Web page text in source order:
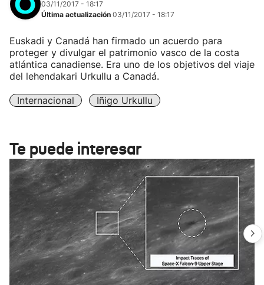
03/11/2017 - 18:17
Última actualización 03/11/2017 - 18:17
Euskadi y Canadá han firmado un acuerdo para
proteger y divulgar el patrimonio vasco de la costa
atlántica canadiense. Era uno de los objetivos del viaje
del lehendakari Urkullu a Canadá.
Internacional Iñigo Urkullu
Te puede interesar